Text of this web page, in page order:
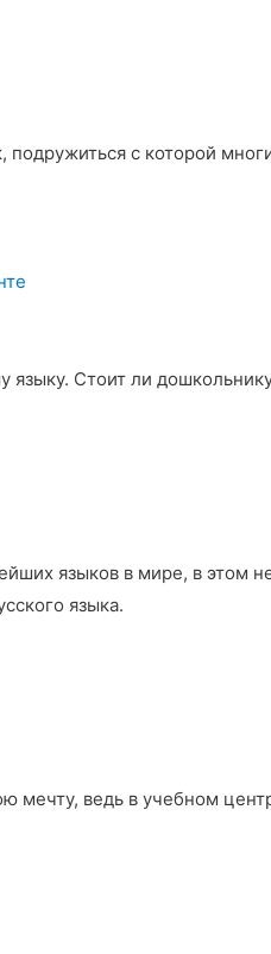
подружиться с которой
Стоит ли
языков в мире, в этом
языка.
ведь в учебном